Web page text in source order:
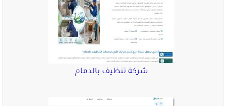
شركة تنظيف بالدمام